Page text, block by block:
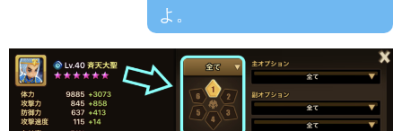
よ。